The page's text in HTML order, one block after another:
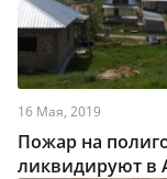
16 Мая, 2019
Пожар на
ликвидируют в